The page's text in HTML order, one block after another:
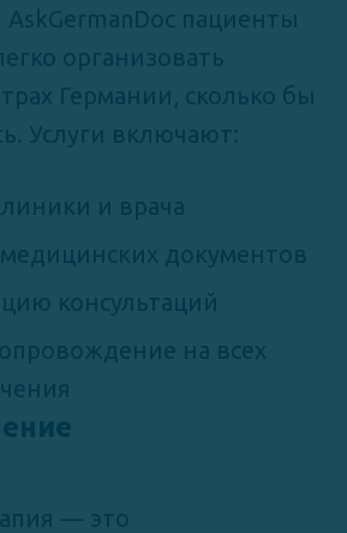
пациенты
организовать
Германии, сколько бы
Услуги включают:
и врача
документов
консультаций
на всех
— это